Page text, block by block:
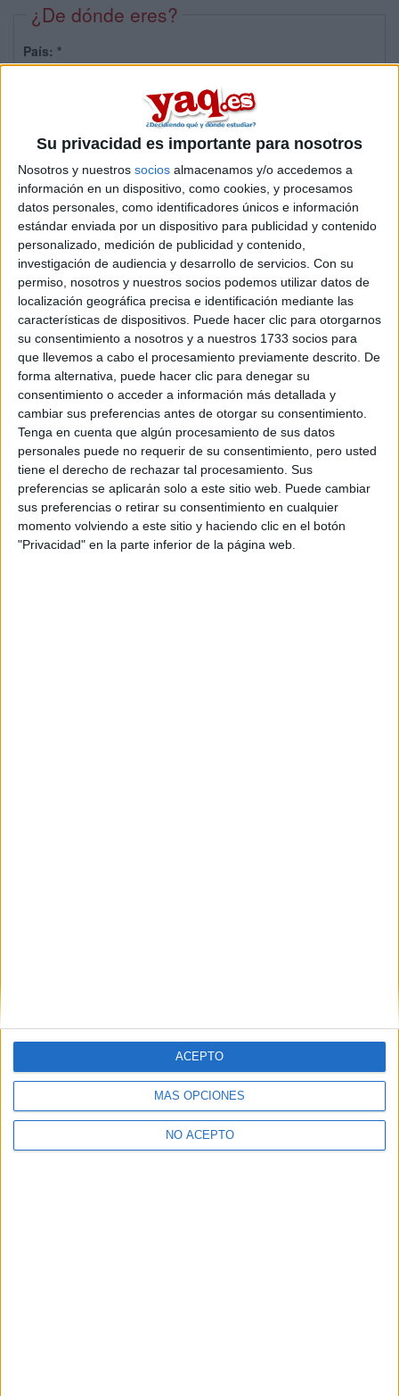
Su privacidad es importante para nosotros
Nosotros y nuestros socios almacenamos y/o accedemos a
información en un dispositivo, como cookies, y procesamos
datos personales, como identificadores únicos e información
estándar enviada por un dispositivo para publicidad y contenido
personalizado, medición de publicidad y contenido,
investigación de audiencia y desarrollo de servicios. Con su
permiso, nosotros y nuestros socios podemos utilizar datos de
localización geográfica precisa e identificación mediante las
características de dispositivos. Puede hacer clic para otorgarnos
su consentimiento a nosotros y a nuestros 1733 socios para
que llevemos a cabo el procesamiento previamente descrito. De
forma alternativa, puede hacer clic para denegar su
consentimiento o acceder a información más detallada y
cambiar sus preferencias antes de otorgar su consentimiento.
Tenga en cuenta que algún procesamiento de sus datos
personales puede no requerir de su consentimiento, pero usted
tiene el derecho de rechazar tal procesamiento. Sus
preferencias se aplicarán solo a este sitio web. Puede cambiar
sus preferencias o retirar su consentimiento en cualquier
momento volviendo a este sitio y haciendo clic en el botón
"Privacidad" en la parte inferior de la página web.
MÁS OPCIONES
NO ACEPTO
ACEPTO
¿De dónde eres?
País: *
Sobre ti
Soy:*
Chico
Chica
¿En qué año terminas (o terminaste) bachillerato o FP?
Soy estudiante de:*
Términos y Condiciones de Uso
Aceptolos Términos y Condicionesde uso*
Y como regalo de agradecimiento, por registrarte te daremos
gratis una copia de nuestro ebook con 100 consejos para tu
primer año de universidad